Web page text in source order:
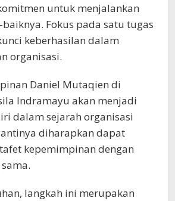
untuk menjalankan
Fokus pada satu tugas
keberhasilan dalam
organisasi.
Daniel Mutaqien di
Indramayu akan menjadi
dalam sejarah organisasi
diharapkan dapat
kepemimpinan dengan
langkah ini merupakan